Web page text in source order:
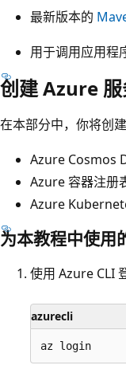
最新版本的
用于调用应用程
创建 Azure
在本部分中，你将创
Azure Cosmos
Azure 容器注册
Azure
为本教程中使用
使用 Azure CLI
azurecli